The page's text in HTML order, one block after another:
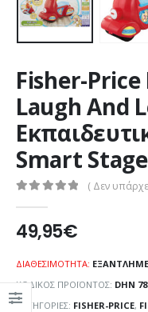
Fisher-
Laugh And
Smart
( Δεν
49,95€
ΔΙΑΘΕΣΙΜΌΤΗΤΑ:
ΚΩΔΙΚΌΣ ΠΡΟΪΌΝΤΟΣ: DHN 78
ΚΑΤΗΓΟΡΊΕΣ: FISHER-PRICE,